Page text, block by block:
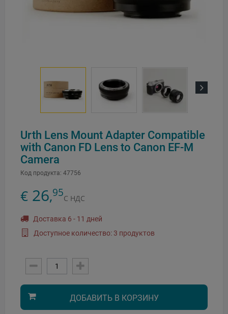
Urth Lens Mount Adapter Compatible
with Canon FD Lens to Canon EF-M
Camera
Код продукта: 47756
€ 26,95С НДС
Доставка 6 - 11 дней
Доступное количество: 3 продуктов
ДОБАВИТЬ В КОРЗИНУ